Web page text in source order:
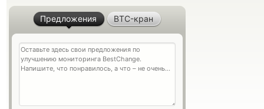
Предложения BTC-кран